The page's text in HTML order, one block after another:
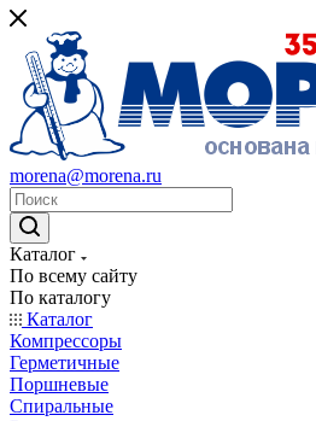
morena@morena.ru
Каталог
По всему сайту
По каталогу
Каталог
Компрессоры
Герметичные
Поршневые
Спиральные